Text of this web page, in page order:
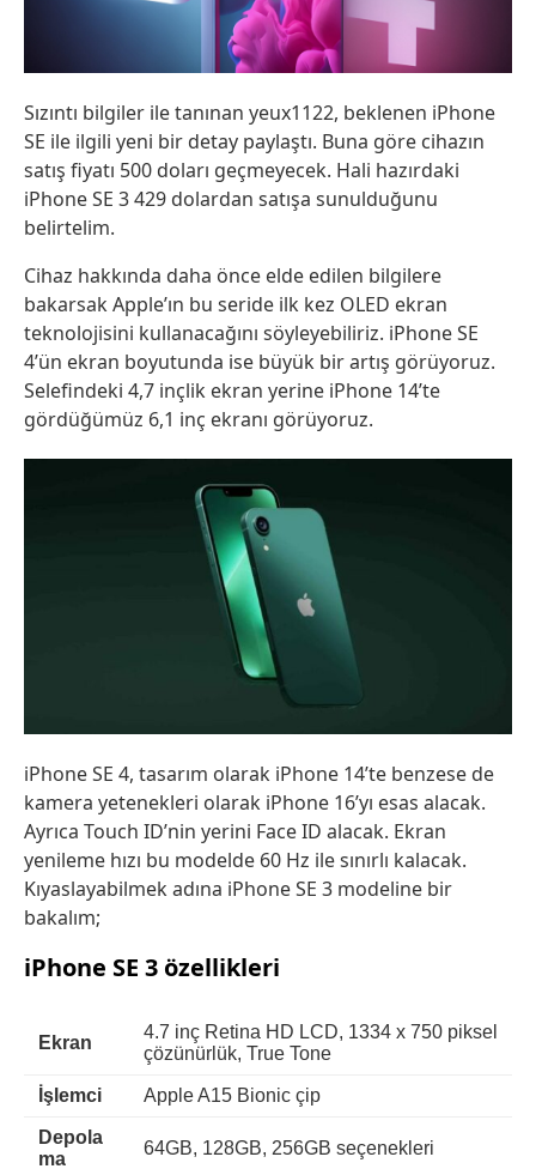
Sızıntı bilgiler ile tanınan yeux1122, beklenen iPhone
SE ile ilgili yeni bir detay paylaştı. Buna göre cihazın
satış fiyatı 500 doları geçmeyecek. Hali hazırdaki
iPhone SE 3 429 dolardan satışa sunulduğunu
belirtelim.
Cihaz hakkında daha önce elde edilen bilgilere
bakarsak Apple’ın bu seride ilk kez OLED ekran
teknolojisini kullanacağını söyleyebiliriz. iPhone SE
4’ün ekran boyutunda ise büyük bir artış görüyoruz.
Selefindeki 4,7 inçlik ekran yerine iPhone 14’te
gördüğümüz 6,1 inç ekranı görüyoruz.
iPhone SE 4, tasarım olarak iPhone 14’te benzese de
kamera yetenekleri olarak iPhone 16’yı esas alacak.
Ayrıca Touch ID’nin yerini Face ID alacak. Ekran
yenileme hızı bu modelde 60 Hz ile sınırlı kalacak.
Kıyaslayabilmek adına iPhone SE 3 modeline bir
bakalım;
iPhone SE 3 özellikleri
Ekran
4.7 inç Retina HD LCD, 1334 x 750 piksel
çözünürlük, True Tone
İşlemci Apple A15 Bionic çip
Depola
ma
64GB, 128GB, 256GB seçenekleri